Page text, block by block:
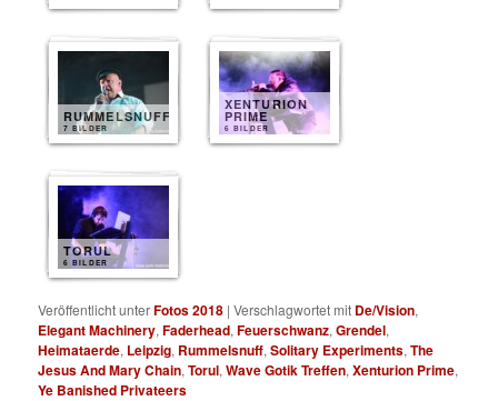
RUMMELSNUFF
7 BILDER
XENTURION
PRIME
6 BILDER
TORUL
6 BILDER
Veröffentlicht unterFotos 2018 |Verschlagwortet mit De/Vision,
Elegant Machinery,Faderhead,Feuerschwanz,Grendel,
Heimataerde, Leipzig, Rummelsnuff,Solitary Experiments,The
Jesus And Mary Chain,Torul,Wave Gotik Treffen,Xenturion Prime,
Ye Banished Privateers